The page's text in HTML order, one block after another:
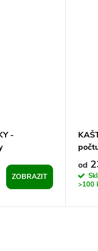
-
ZOBRAZIT
od
>100